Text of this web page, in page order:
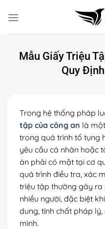
đến
Mẫu Giấy Triệu
Quy
Trong hệ thống pháp
tập của công an là
trong quá trình tố tụng
yêu cầu cá nhân hoặc
án phải có mặt tại cơ
quá trình điều tra, xác
triệu tập thường gây ra
nhiều người, đặc biệt
dung, tính chất pháp
mình.